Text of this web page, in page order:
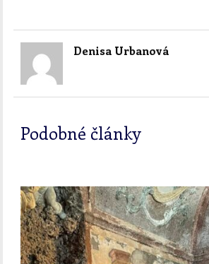
Denisa Urbanová
Podobné články